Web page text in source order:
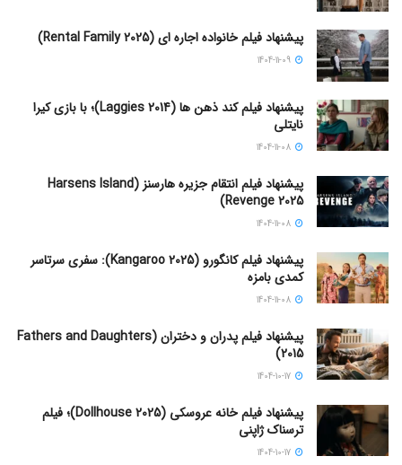
پیشنهاد فیلم خانواده اجاره‌ ای (Rental Family 2025)
پیشنهاد فیلم کند ذهن ها (Laggies 2014)؛ با بازی کیرا
نایتلی
پیشنهاد فیلم انتقام جزیره هارسنز (Harsens Island
Revenge 2025)
پیشنهاد فیلم کانگورو (Kangaroo 2025): سفری سرتاسر
کمدی بامزه
پیشنهاد فیلم پدران و دختران (Fathers and Daughters
2015)
پیشنهاد فیلم خانه عروسکی (Dollhouse 2025)؛ فیلم
ترسناک ژاپنی